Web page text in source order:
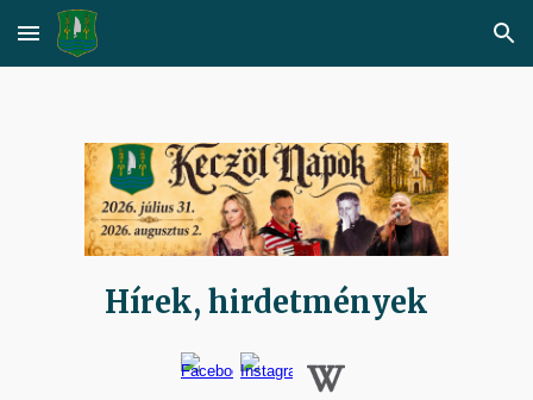
Skip to main content Skip to navigation
Hírek, hirdetmények